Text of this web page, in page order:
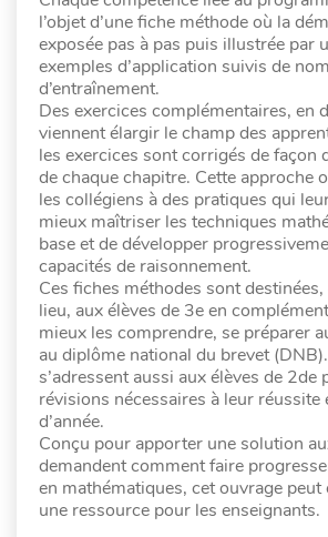
l’objet d’une fiche méthode où la
exposée pas à pas puis illustrée par
exemples d’application suivis de
d’entraînement.
Des exercices complémentaires, en
viennent élargir le champ des
les exercices sont corrigés de façon
de chaque chapitre. Cette approche
les collégiens à des pratiques qui
mieux maîtriser les techniques
base et de développer
capacités de raisonnement.
Ces fiches méthodes sont
lieu, aux élèves de 3e en
mieux les comprendre, se préparer
au diplôme national du brevet
s’adressent aussi aux élèves de 2de
révisions nécessaires à leur réussite
d’année.
Conçu pour apporter une solution
demandent comment faire
en mathématiques, cet ouvrage peut
une ressource pour les enseignants.